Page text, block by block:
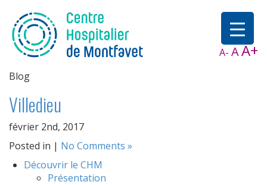
A- AA+
Blog
Villedieu
février 2nd, 2017
Posted in | No Comments »
Découvrir le CHM
Présentation